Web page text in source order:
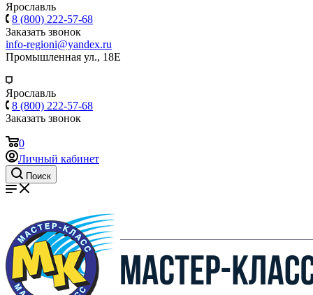
Ярославль
8 (800) 222-57-68
Заказать звонок
info-regioni@yandex.ru
Промышленная ул., 18Е
Ярославль
8 (800) 222-57-68
Заказать звонок
0
Личный кабинет
Поиск